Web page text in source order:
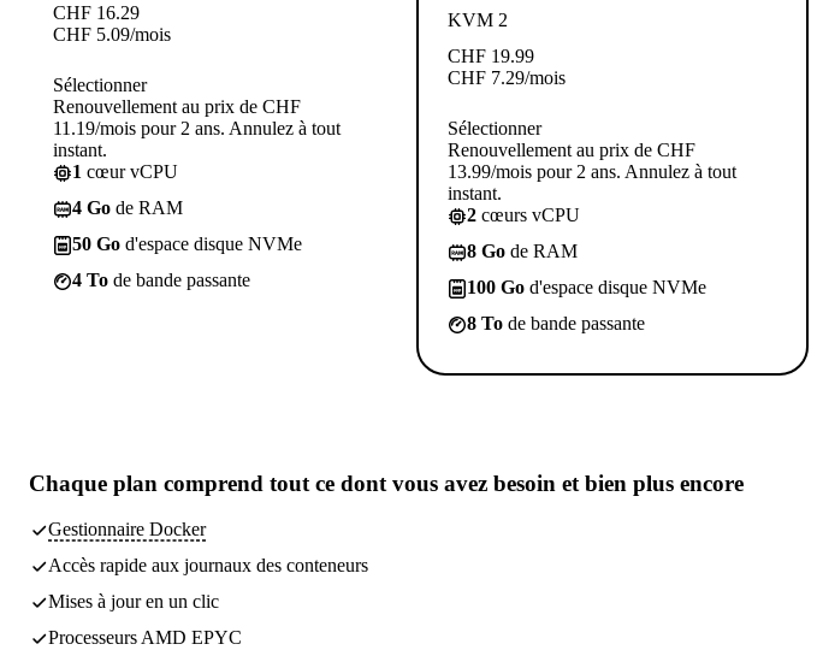
CHF 16.29
CHF 5.09/mois
Sélectionner
Renouvellement au prix de CHF
11.19/mois pour 2 ans. Annulez à tout
instant.
1 cœur vCPU
4 Go de RAM
50 Go d'espace disque NVMe
4 To de bande passante
KVM 2
CHF 19.99
CHF 7.29/mois
Sélectionner
Renouvellement au prix de CHF
13.99/mois pour 2 ans. Annulez à tout
instant.
2 cœurs vCPU
8 Go de RAM
100 Go d'espace disque NVMe
8 To de bande passante
Chaque plan comprend tout ce dont vous avez besoin et bien plus encore
Gestionnaire Docker
Accès rapide aux journaux des conteneurs
Mises à jour en un clic
Processeurs AMD EPYC